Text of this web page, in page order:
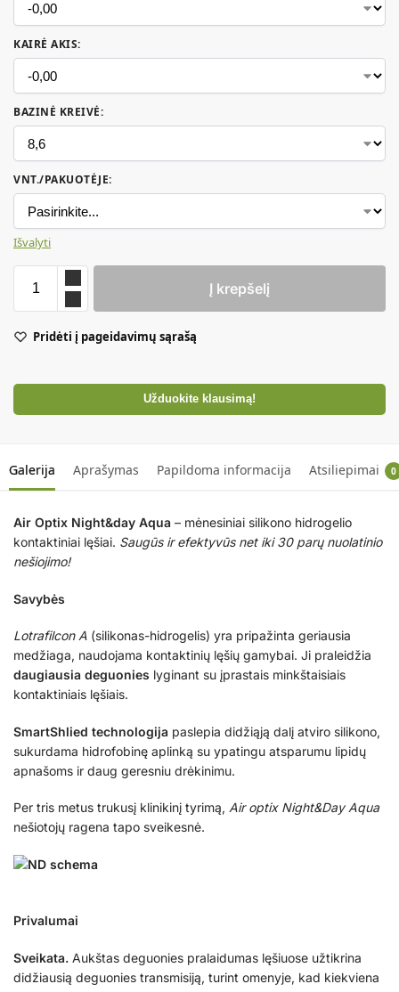
KAIRĖ AKIS:
BAZINĖ KREIVĖ:
VNT./PAKUOTĖJE:
Išvalyti
Į krepšelį
Pridėti į pageidavimų sąrašą
Užduokite klausimą!
Galerija Aprašymas Papildoma informacija Atsiliepimai 0
Air Optix Night&day Aqua – mėnesiniai silikono hidrogelio
kontaktiniai lęšiai. Saugūs ir efektyvūs net iki 30 parų nuolatinio
nešiojimo!
Savybės
Lotrafilcon A (silikonas-hidrogelis) yra pripažinta geriausia
medžiaga, naudojama kontaktinių lęšių gamybai. Ji praleidžia
daugiausia deguonies lyginant su įprastais minkštaisiais
kontaktiniais lęšiais.
SmartShlied technologija paslepia didžiąją dalį atviro silikono,
sukurdama hidrofobinę aplinką su ypatingu atsparumu lipidų
apnašoms ir daug geresniu drėkinimu.
Per tris metus trukusį klinikinį tyrimą, Air optix Night&Day Aqua
nešiotojų ragena tapo sveikesnė.
Privalumai
Sveikata. Aukštas deguonies pralaidumas lęšiuose užtikrina
didžiausią deguonies transmisiją, turint omenyje, kad kiekviena